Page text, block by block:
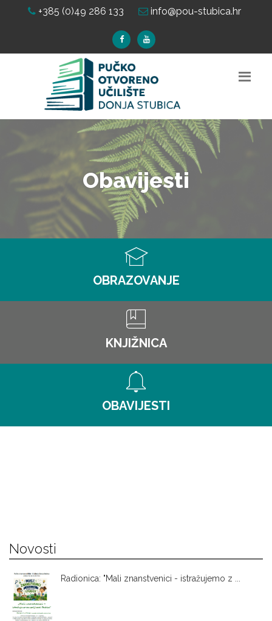
+385 (0)49 286 133 info@pou-stubica.hr
Obavijesti
OBRAZOVANJE
KNJIŽNICA
OBAVIJESTI
Novosti
Radionica: "Mali znanstvenici - istražujemo z ...